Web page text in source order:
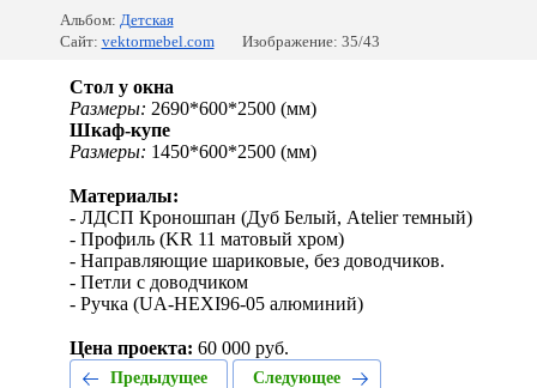
Альбом: Детская
Сайт: vektormebel.com Изображение: 35/43
Стол у окна
Размеры: 2690*600*2500 (мм)
Шкаф-купе
Размеры: 1450*600*2500 (мм)
Материалы:
- ЛДСП Кроношпан (Дуб Белый, Atelier темный)
- Профиль (KR 11 матовый хром)
- Направляющие шариковые, без доводчиков.
- Петли с доводчиком
- Ручка (UA-HEXI96-05 алюминий)
Цена проекта: 60 000 руб.
Предыдущее Следующее